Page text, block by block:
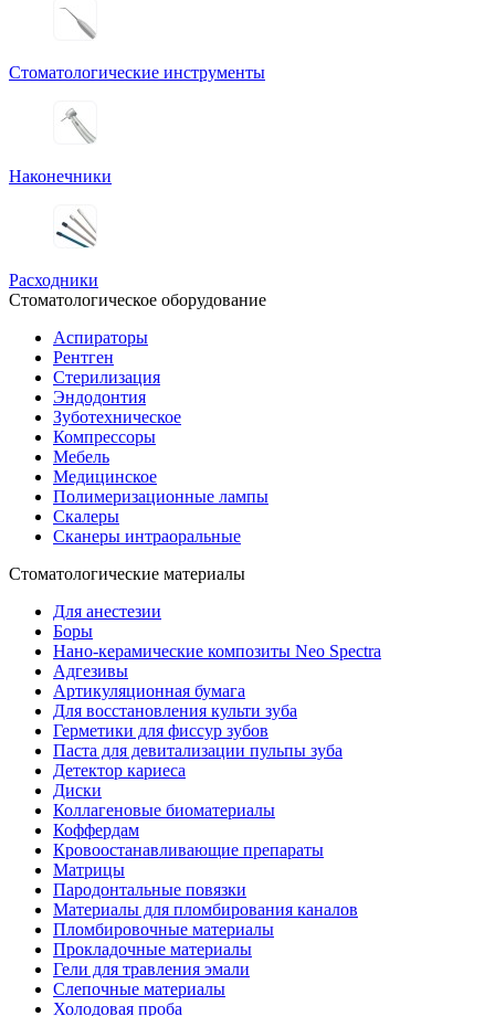
Стоматологические инструменты
Наконечники
Расходники
Стоматологическое оборудование
Аспираторы
Рентген
Стерилизация
Эндодонтия
Зуботехническое
Компрессоры
Мебель
Медицинское
Полимеризационные лампы
Скалеры
Сканеры интраоральные
Стоматологические материалы
Для анестезии
Боры
Нано-керамические композиты Neo Spectra
Адгезивы
Артикуляционная бумага
Для восстановления культи зуба
Герметики для фиссур зубов
Паста для девитализации пульпы зуба
Детектор кариеса
Диски
Коллагеновые биоматериалы
Коффердам
Кровоостанавливающие препараты
Матрицы
Пародонтальные повязки
Материалы для пломбирования каналов
Пломбировочные материалы
Прокладочные материалы
Гели для травления эмали
Слепочные материалы
Холодовая проба